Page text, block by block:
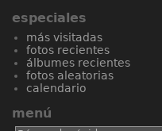
especiales
más visitadas
fotos recientes
álbumes recientes
fotos aleatorias
calendario
menú